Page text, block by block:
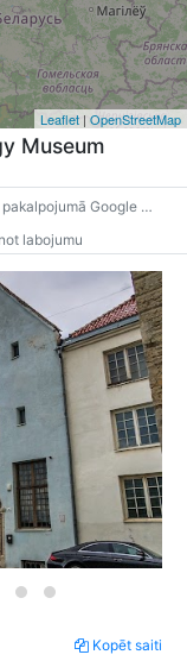
Leaflet | OpenStreetMap
Museum
Google Maps
labojumu
Kopēt saiti